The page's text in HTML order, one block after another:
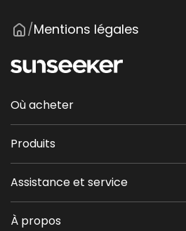
/Mentions légales
Où acheter
Produits
Assistance et service
À propos